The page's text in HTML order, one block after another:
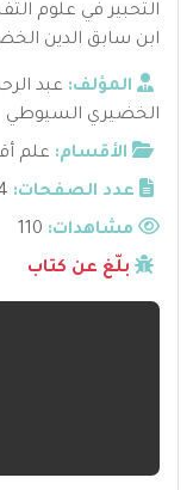
التحبير في علوم
ابن سابق الدين
المؤلف: عبد
الخضيري السيوطي
الأقسام: علم
عدد الصفحات:
مشاهدات:
بلّغ عن كتاب